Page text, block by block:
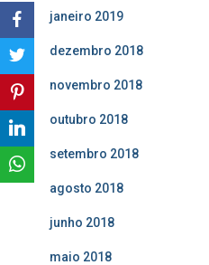
janeiro 2019
dezembro 2018
novembro 2018
outubro 2018
setembro 2018
agosto 2018
junho 2018
maio 2018